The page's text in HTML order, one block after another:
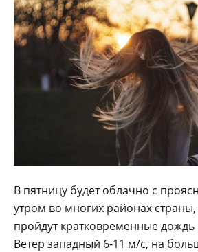
В пятницу будет облачно с
утром во многих районах
пройдут кратковременные
Ветер западный 6-11 м/с, на